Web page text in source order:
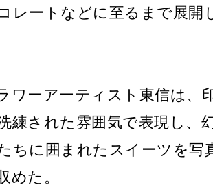
ール・エルメ・パリ
エルメについて ブラン
レートなどに至るまで展開
ワーアーティスト東信は、
練された雰囲気で表現し、
ちに囲まれたスイーツを写
めた。